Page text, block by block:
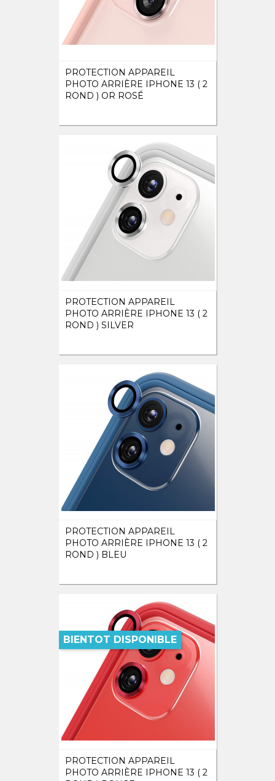
PROTECTION APPAREIL
PHOTO ARRIÈRE IPHONE 13 ( 2
ROND ) OR ROSÉ
PROTECTION APPAREIL
PHOTO ARRIÈRE IPHONE 13 ( 2
ROND ) SILVER
PROTECTION APPAREIL
PHOTO ARRIÈRE IPHONE 13 ( 2
ROND ) BLEU
PROTECTION APPAREIL
PHOTO ARRIÈRE IPHONE 13 ( 2
BIENTOT DISPONIBLE